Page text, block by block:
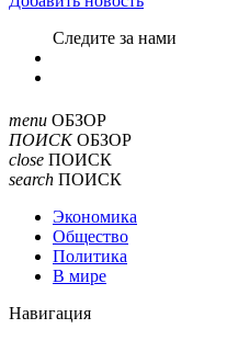
Cледите за нами
menu ОБЗОР
ПОИСК ОБЗОР
close ПОИСК
search ПОИСК
Экономика
Общество
Политика
В мире
Навигация